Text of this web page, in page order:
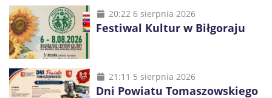
20:22 6 sierpnia 2026
Festiwal Kultur w Biłgoraju
21:11 5 sierpnia 2026
Dni Powiatu Tomaszowskiego